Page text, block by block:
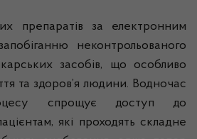
препаратів за електронним
неконтрольованого
засобів, що особливо
та здоров’я людини. Водночас
спрощує доступ до
які проходять складне